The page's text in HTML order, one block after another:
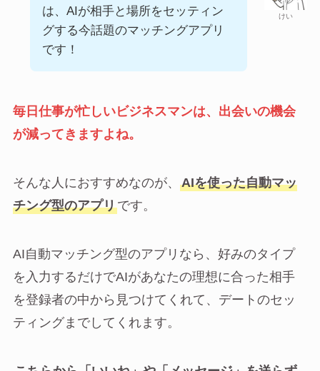
けい
は、AIが相手と場所をセッティン
グする今話題のマッチングアプリ
です！
毎日仕事が忙しいビジネスマンは、出会いの機会
が減ってきますよね。
そんな人におすすめなのが、 AIを使った自動マッ
チング型のアプリです。
AI自動マッチング型のアプリなら、好みのタイプ
を入力するだけでAIがあなたの理想に合った相手
を登録者の中から見つけてくれて、デートのセッ
ティングまでしてくれます。